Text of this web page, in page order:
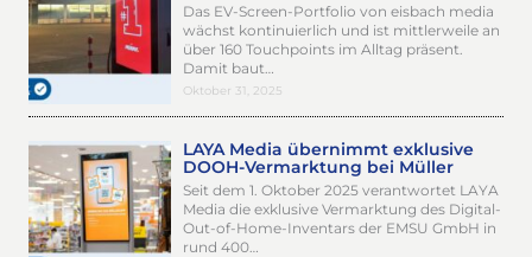
Das EV-Screen-Portfolio von eisbach media
wächst kontinuierlich und ist mittlerweile an
über 160 Touchpoints im Alltag präsent.
Damit baut…
Oktober 31, 2025
LAYA Media übernimmt exklusive
DOOH-Vermarktung bei Müller
Seit dem 1. Oktober 2025 verantwortet LAYA
Media die exklusive Vermarktung des Digital-
Out-of-Home-Inventars der EMSU GmbH in
rund 400…